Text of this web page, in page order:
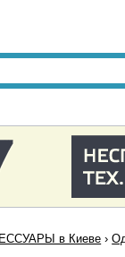
в Киеве ›